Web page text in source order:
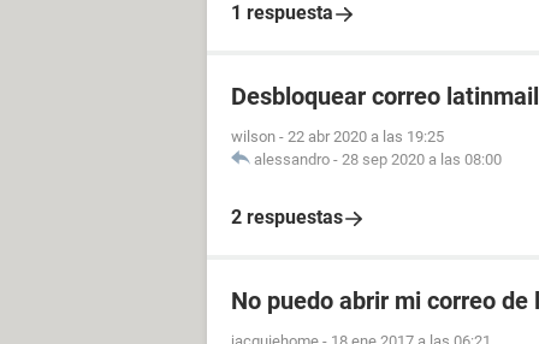
1 respuesta
Desbloquear correo latinmail
wilson - 22 abr 2020 a las 19:25
alessandro - 28 sep 2020 a las 08:00
2 respuestas
No puedo abrir mi correo de